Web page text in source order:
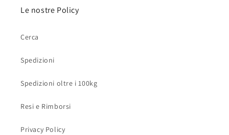
Le nostre Policy
Cerca
Spedizioni
Spedizioni oltre i 100kg
Resi e Rimborsi
Privacy Policy